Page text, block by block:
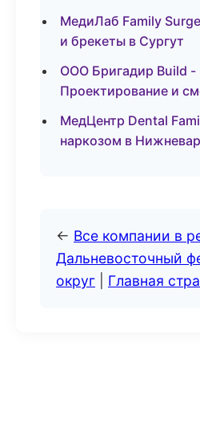
МедиЛаб Family
и брекеты в Сургут
ООО Бригадир Build -
Проектирование и
МедЦентр Dental
наркозом в
← Все компании в
Дальневосточный
округ
Главная